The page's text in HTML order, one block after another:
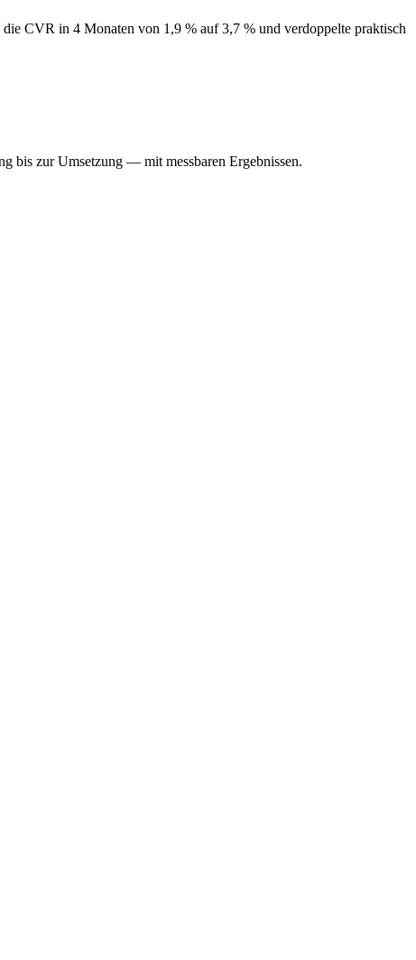
CVR in 4 Monaten von 1,9 % auf 3,7 % und verdoppelte praktisch
bis zur Umsetzung — mit messbaren Ergebnissen.